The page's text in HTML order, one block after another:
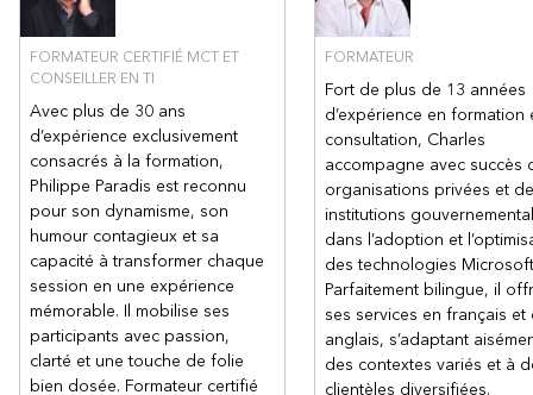
Activer la connectivité inter-réseaux avec l'appairage
Mettre en œuvre le routage du trafic du réseau virtuel
Configurer l'accès à Internet avec Azure Virtual NAT
Lab : Exercice : concevoir et mettre en œuvre un réseau virtuel
dans Azure
Lab : Exercice : configurer les paramètres DNS dans Azure
Lab : Exercice : connecter deux réseaux virtuels Azure à l'aide
de l'appairage global de réseaux virtuels
Module 2 : Conception et mise en œuvre d'un réseau
hybride
Dans ce module, vous apprendrez à concevoir et à mettre en
œuvre des solutions de réseau hybride telles que les
connexions VPN site à site, les connexions VPN point à site, le
réseau WAN virtuel Azure et les hubs WAN virtuels.
Concevoir et mettre en œuvre la passerelle VPN Azure
Connecter des réseaux avec des connexions VPN site à site
FORMATEUR CERTIFIÉ MCT ET
CONSEILLER EN TI
Avec plus de 30 ans
d’expérience exclusivement
consacrés à la formation,
Philippe Paradis est reconnu
pour son dynamisme, son
humour contagieux et sa
capacité à transformer chaque
session en une expérience
mémorable. Il mobilise ses
participants avec passion,
clarté et une touche de folie
bien dosée. Formateur certifié
FORMATEUR
Fort de plus de 13 années
d’expérience en formation
consultation, Charles
accompagne avec succès
organisations privées et
institutions
dans l’adoption et
des technologies
Parfaitement bilingue, il
ses services en français et
anglais, s’adaptant
des contextes variés et à
clientèles diversifiées.